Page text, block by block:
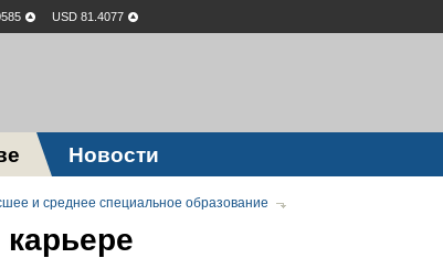
USD 81.4077
Новости
и среднее специальное образование